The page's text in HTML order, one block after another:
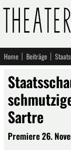
Home Beiträge
Sartre
Premiere 26.